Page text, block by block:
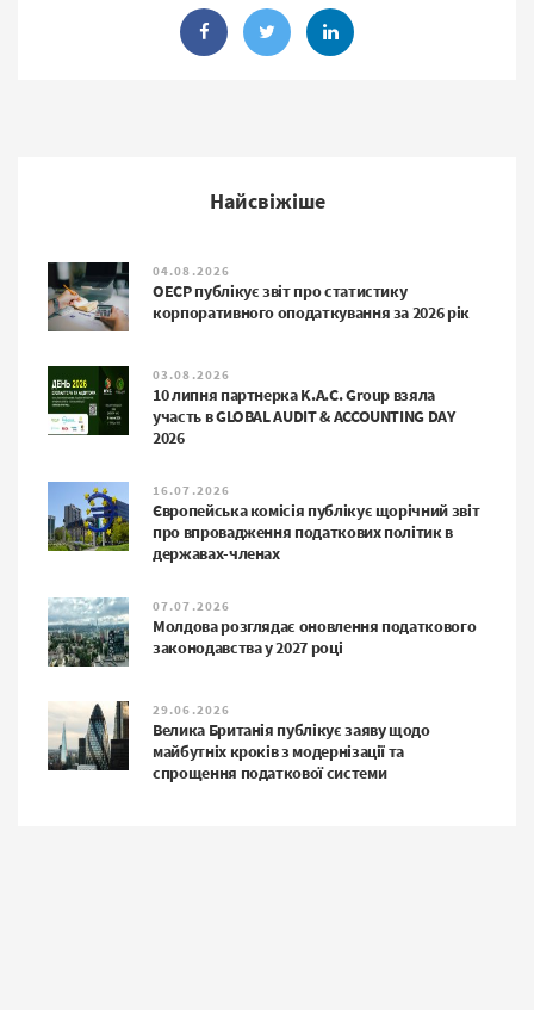
Найсвіжіше
04.08.2026
ОЕСР публікує звіт про статистику
корпоративного оподаткування за 2026 рік
03.08.2026
10 липня партнерка K.A.C. Group взяла
участь в GLOBAL AUDIT & ACCOUNTING DAY
2026
16.07.2026
Європейська комісія публікує щорічний звіт
про впровадження податкових політик в
державах-членах
07.07.2026
Молдова розглядає оновлення податкового
законодавства у 2027 році
29.06.2026
Велика Британія публікує заяву щодо
майбутніх кроків з модернізації та
спрощення податкової системи